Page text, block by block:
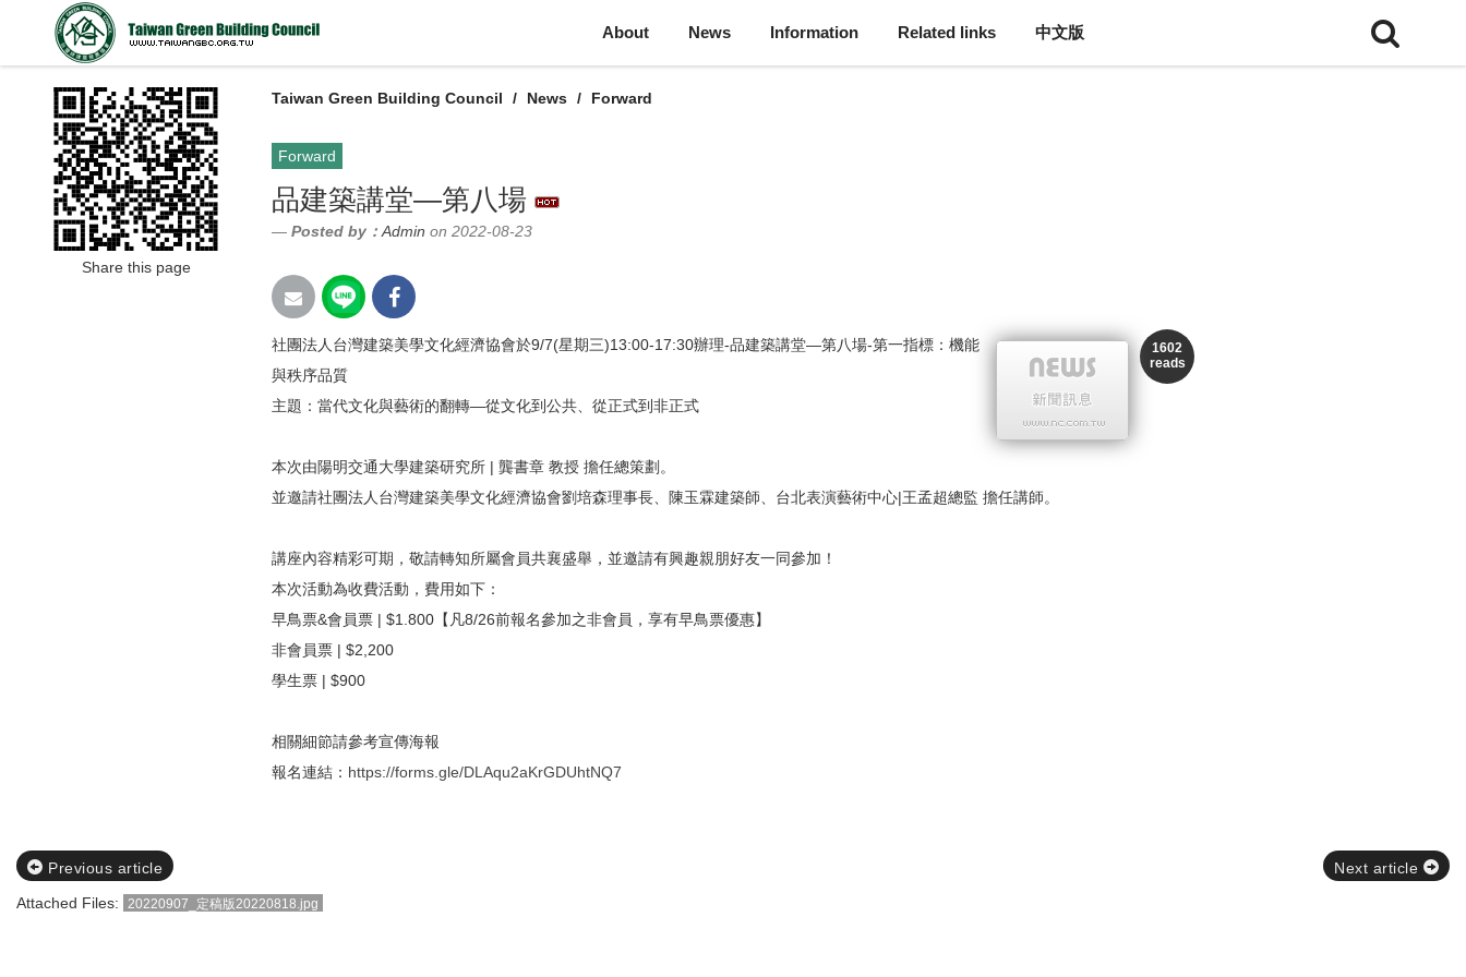
About News Information Related links 中文版
Taiwan Green Building Council News Forward
Forward
品建築講堂—第八場
Posted by： Admin on 2022-08-23
1602
reads
社團法人台灣建築美學文化經濟協會於9/7(星期三)13:00-17:30辦理-品建築講堂—第八場-第一指標：機能
與秩序品質
主題：當代文化與藝術的翻轉—從文化到公共、從正式到非正式
本次由陽明交通大學建築研究所 | 龔書章 教授 擔任總策劃。
並邀請社團法人台灣建築美學文化經濟協會劉培森理事長、陳玉霖建築師、台北表演藝術中心|王孟超總監 擔任講師。
講座內容精彩可期，敬請轉知所屬會員共襄盛舉，並邀請有興趣親朋好友一同參加！
本次活動為收費活動，費用如下：
早鳥票&會員票 | $1.800【凡8/26前報名參加之非會員，享有早鳥票優惠】
非會員票 | $2,200
學生票 | $900
相關細節請參考宣傳海報
報名連結： https://forms.gle/DLAqu2aKrGDUhtNQ7
Share this page
Previous article
Next article
Attached Files:
20220907_定稿版20220818.jpg